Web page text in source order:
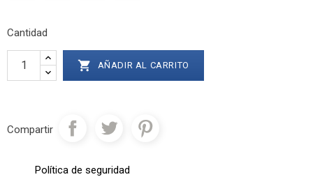
Cantidad
 AÑADIR AL CARRITO
Compartir
Política de seguridad